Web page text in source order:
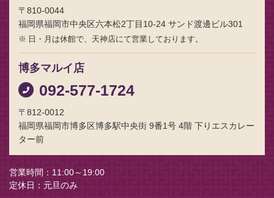
〒810-0044
福岡県福岡市中央区六本松2丁目10-24 サンド渡邊ビル301
日・月は休館で、天神店にて営業しております。
博多マルイ店
092-577-1724
〒812-0012
福岡県福岡市博多区博多駅中央街 9番1号 4階 下りエスカレー
ター前
営業時間
11:00～19:00
定休日
元旦のみ